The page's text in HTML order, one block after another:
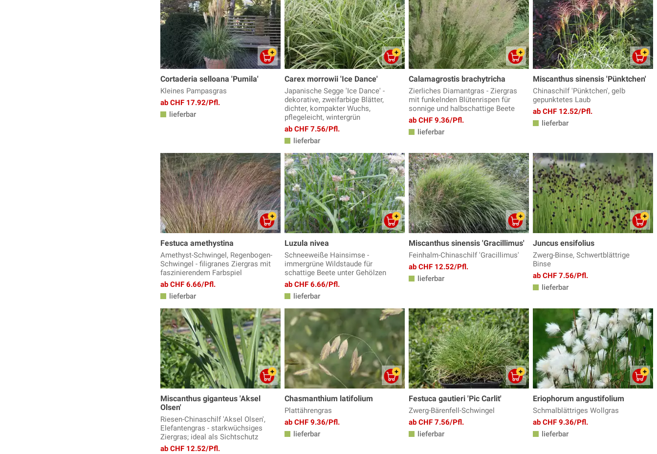
Cortaderia selloana 'Pumila'
Kleines Pampasgras
ab CHF 17.92/Pfl.
lieferbar
Carex morrowii 'Ice Dance'
Japanische Segge 'Ice Dance' -
dekorative, zweifarbige Blätter,
dichter, kompakter Wuchs,
pflegeleicht, wintergrün
ab CHF 7.56/Pfl.
lieferbar
Calamagrostis brachytricha
Zierliches Diamantgras - Ziergras
mit funkelnden Blütenrispen für
sonnige und halbschattige Beete
ab CHF 9.36/Pfl.
lieferbar
Miscanthus sinensis 'Pünktchen'
Chinaschilf 'Pünktchen', gelb
gepunktetes Laub
ab CHF 12.52/Pfl.
lieferbar
Festuca amethystina
Amethyst-Schwingel, Regenbogen-
Schwingel - filigranes Ziergras mit
faszinierendem Farbspiel
ab CHF 6.66/Pfl.
lieferbar
Luzula nivea
Schneeweiße Hainsimse -
immergrüne Wildstaude für
schattige Beete unter Gehölzen
ab CHF 6.66/Pfl.
lieferbar
Miscanthus sinensis 'Gracillimus'
Feinhalm-Chinaschilf 'Gracillimus'
ab CHF 12.52/Pfl.
lieferbar
Juncus ensifolius
Zwerg-Binse, Schwertblättrige
Binse
ab CHF 7.56/Pfl.
lieferbar
Miscanthus giganteus 'Aksel
Olsen'
Riesen-Chinaschilf 'Aksel Olsen',
Elefantengras - starkwüchsiges
Ziergras; ideal als Sichtschutz
ab CHF 12.52/Pfl.
Chasmanthium latifolium
Plattährengras
ab CHF 9.36/Pfl.
lieferbar
Festuca gautieri 'Pic Carlit'
Zwerg-Bärenfell-Schwingel
ab CHF 7.56/Pfl.
lieferbar
Eriophorum angustifolium
Schmalblättriges Wollgras
ab CHF 9.36/Pfl.
lieferbar